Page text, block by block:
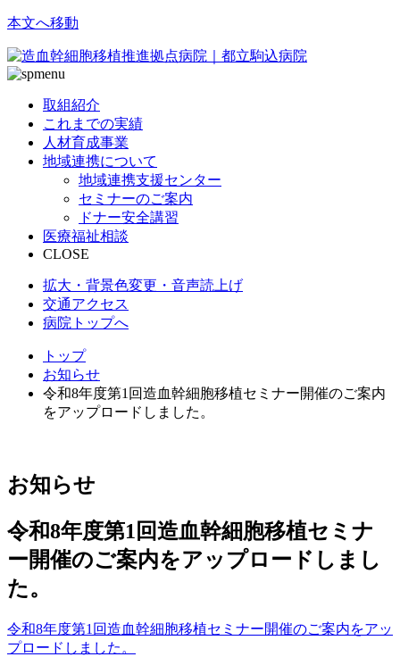
本文へ移動
取組紹介
これまでの実績
人材育成事業
地域連携について
地域連携支援センター
セミナーのご案内
ドナー安全講習
医療福祉相談
CLOSE
拡大・背景色変更・音声読上げ
交通アクセス
病院トップへ
トップ
お知らせ
令和8年度第1回造血幹細胞移植セミナー開催のご案内
をアップロードしました。
お知らせ
令和8年度第1回造血幹細胞移植セミナ
ー開催のご案内をアップロードしまし
た。
令和8年度第1回造血幹細胞移植セミナー開催のご案内をアッ
プロードしました。